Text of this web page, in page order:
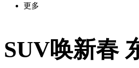
更多
SUV唤新春